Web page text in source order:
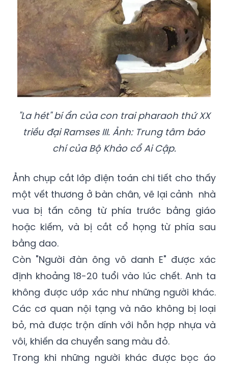
"La hét" bí ẩn của con trai pharaoh thứ XX
triều đại Ramses III. Ảnh: Trung tâm báo
chí của Bộ Khảo cổ Ai Cập.
Ảnh chụp cắt lớp điện toán chi tiết cho thấy
một vết thương ở bàn chân, vẽ lại cảnh nhà
vua bị tấn công từ phía trước bằng giáo
hoặc kiếm, và bị cắt cổ họng từ phía sau
bằng dao.
Còn "Người đàn ông vô danh E" được xác
định khoảng 18-20 tuổi vào lúc chết. Anh ta
không được ướp xác như những người khác.
Các cơ quan nội tạng và não không bị loại
bỏ, mà được trộn dính với hỗn hợp nhựa và
vôi, khiến da chuyển sang màu đỏ.
Trong khi những người khác được bọc áo